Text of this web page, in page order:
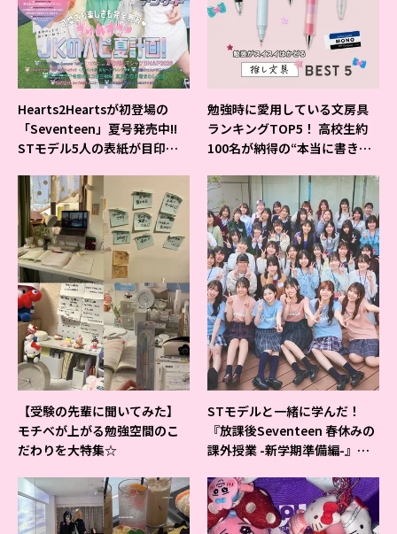
Hearts2Heartsが初登場の
「Seventeen」夏号発売中!!
STモデル5人の表紙が目印だ
勉強時に愛用している文房具
ランキングTOP5！ 高校生約
100名が納得の“本当に書きや
【受験の先輩に聞いてみた】
モチベが上がる勉強空間のこ
だわりを大特集☆
STモデルと一緒に学んだ！
『放課後Seventeen 春休みの
課外授業 -新学期準備編-』イ